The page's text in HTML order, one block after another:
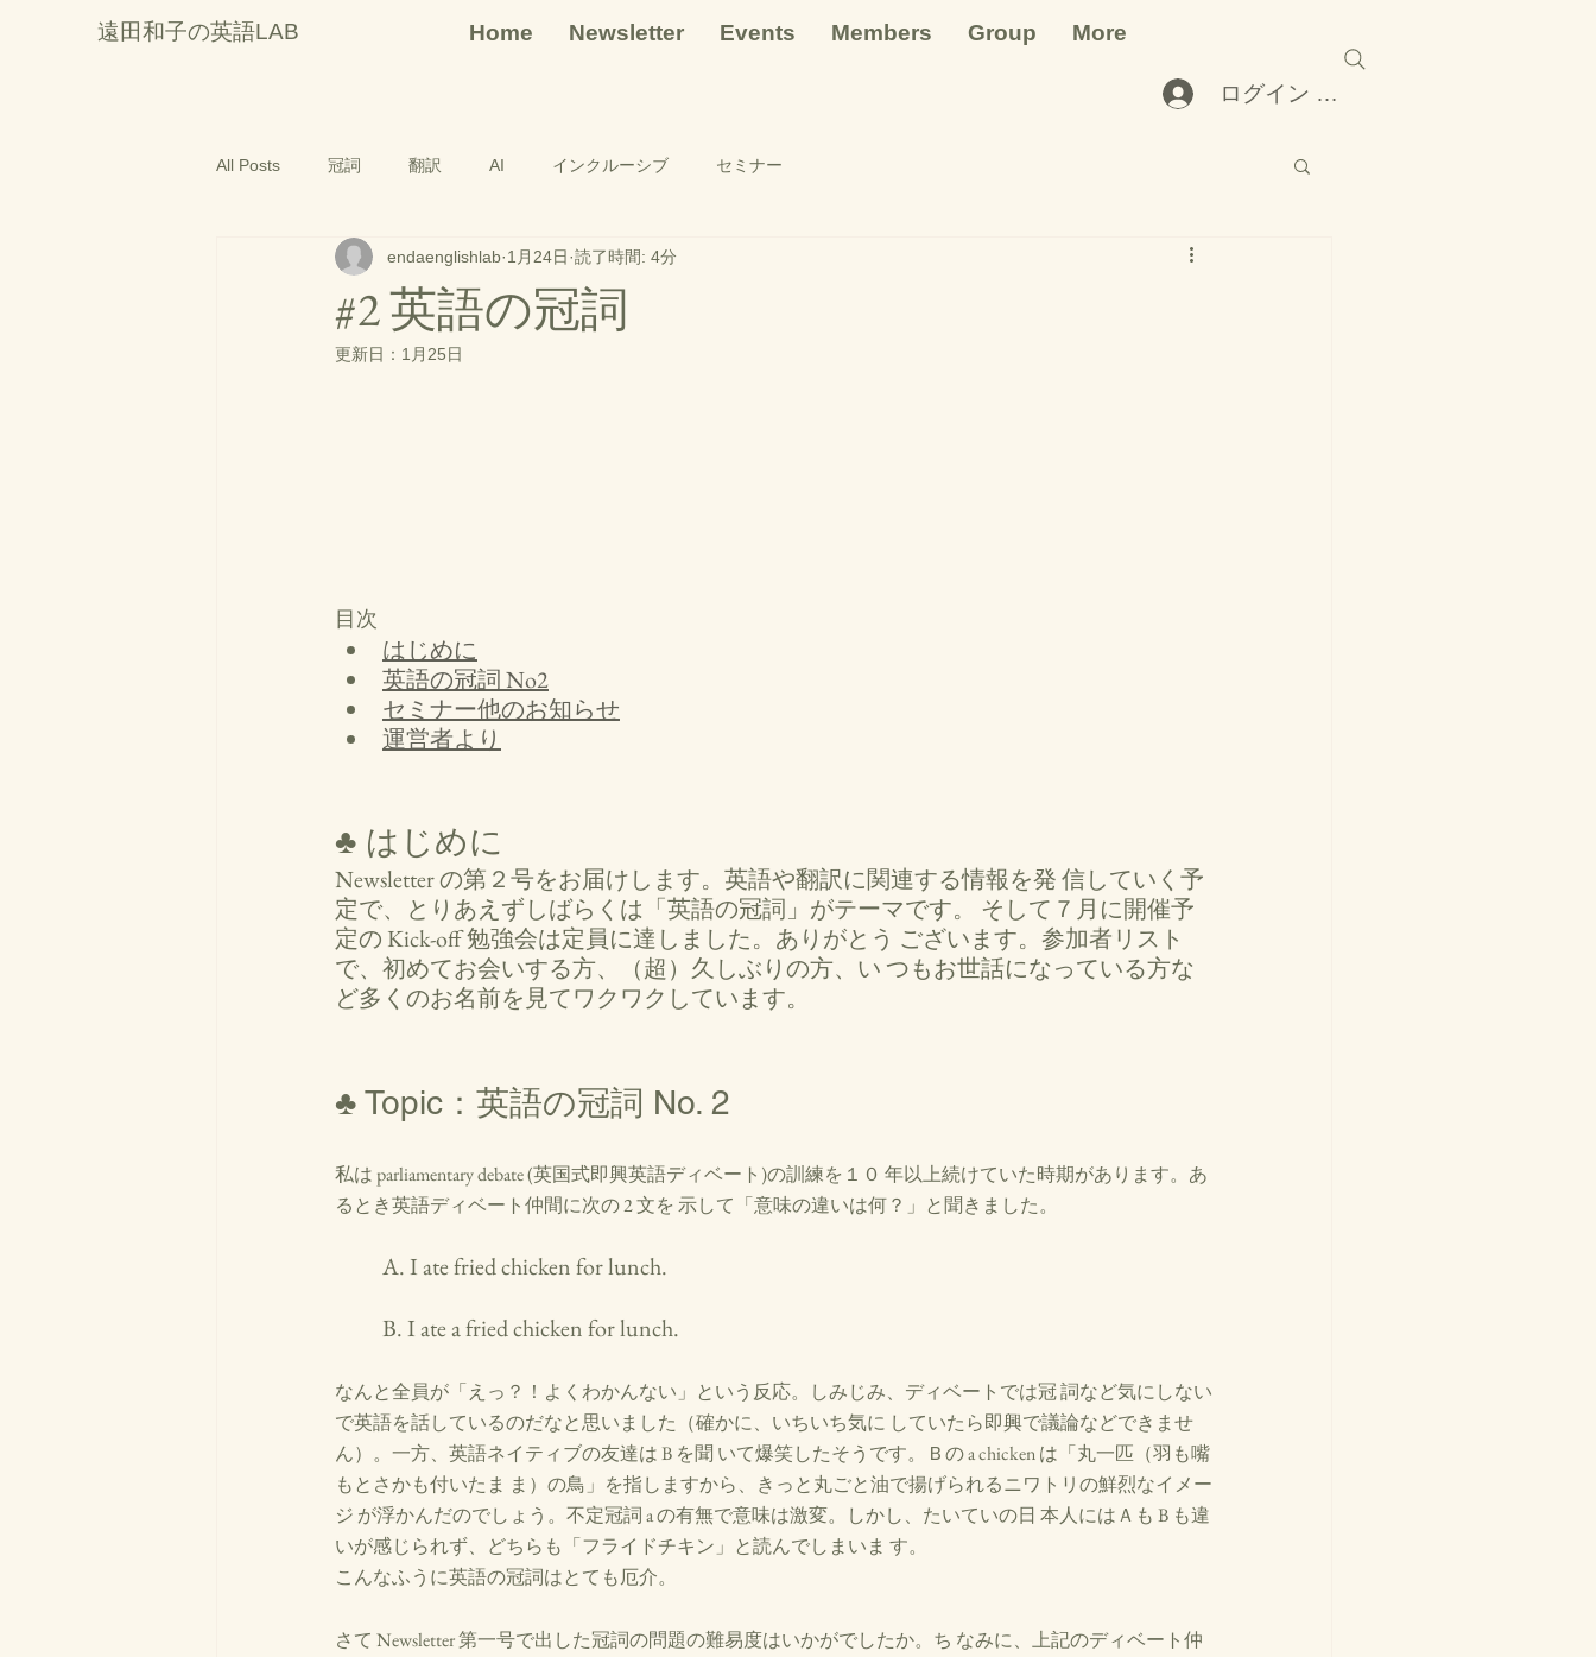
遠田和子の英語LAB Home Newsletter Events Members Group More
ログイン （ 受講歴要）
All Posts 冠詞 翻訳 AI インクルーシブ セミナー
#2 英語の冠詞
endaenglishlab 1月24日 読了時間: 4分
更新日： 1月25日
目次
はじめに
英語の冠詞 No2
セミナー他のお知らせ
運営者より
♣ はじめに
Newsletter の第２号をお届けします。英語や翻訳に関連する情報を発 信していく予
定で、とりあえずしばらくは「英語の冠詞」がテーマです。 そして７月に開催予
定の Kick-off 勉強会は定員に達しました。ありがとう ございます。参加者リスト
で、初めてお会いする方、（超）久しぶりの方、い つもお世話になっている方な
ど多くのお名前を見てワクワクしています。
♣ Topic：英語の冠詞 No. 2
私は parliamentary debate (英国式即興英語ディベート)の訓練を１０ 年以上続けていた時期があります。あ
るとき英語ディベート仲間に次の 2 文を 示して「意味の違いは何？」と聞きました。
	A. I ate fried chicken for lunch.
	B. I ate a fried chicken for lunch.
なんと全員が「えっ？！よくわかんない」という反応。しみじみ、ディベートでは冠 詞など気にしない
で英語を話しているのだなと思いました（確かに、いちいち気に していたら即興で議論などできませ
ん）。一方、英語ネイティブの友達は B を聞 いて爆笑したそうです。Ｂの a chicken は「丸一匹（羽も嘴
もとさかも付いたま ま）の鳥」を指しますから、きっと丸ごと油で揚げられるニワトリの鮮烈なイメー
ジ が浮かんだのでしょう。不定冠詞 a の有無で意味は激変。しかし、たいていの日 本人にはＡも B も違
いが感じられず、どちらも「フライドチキン」と読んでしまいま す。
こんなふうに英語の冠詞はとても厄介。
さて Newsletter 第一号で出した冠詞の問題の難易度はいかがでしたか。ち なみに、上記のディベート仲